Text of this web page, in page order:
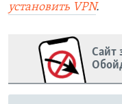
установить VPN.
Сайт